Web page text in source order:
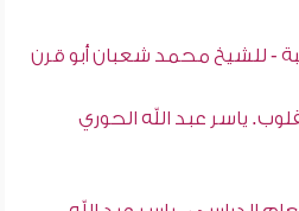
- للشيخ محمد شعبان أبو قرن
ياسر عبد الله الحوري